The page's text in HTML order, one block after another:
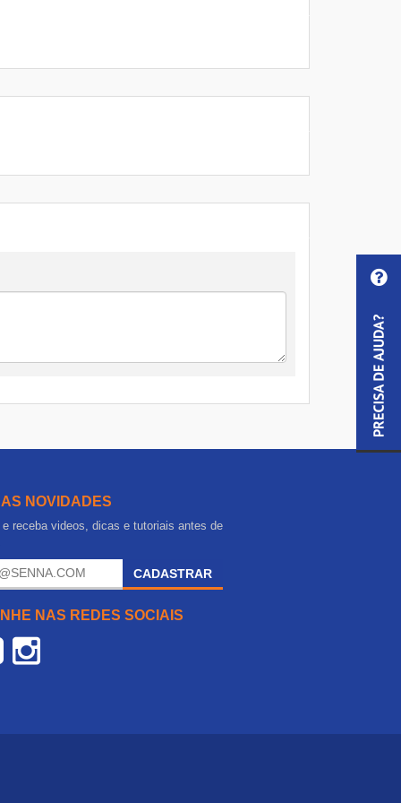
NOVIDADES
e receba videos, dicas e tutoriais antes de
CADASTRAR
NAS REDES SOCIAIS